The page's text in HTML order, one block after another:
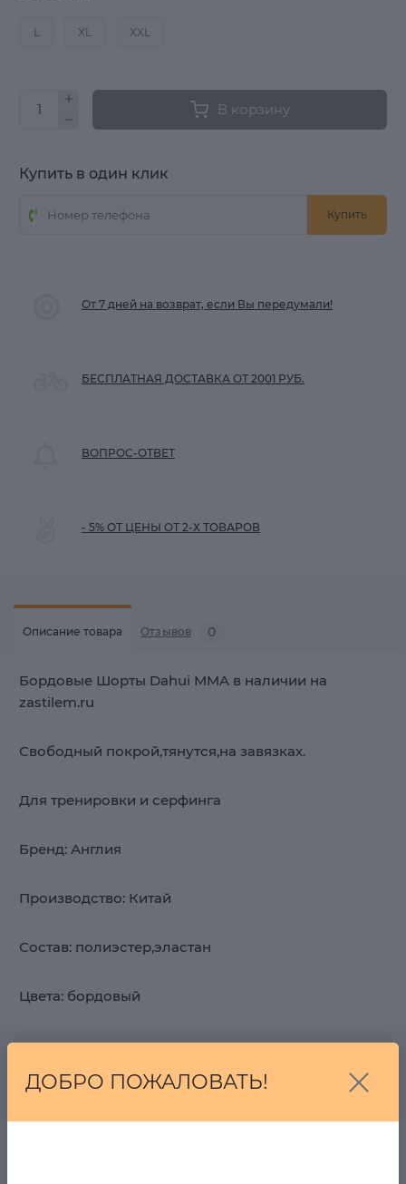
L XL XXL
В корзину
Купить в один клик
Купить
От 7 дней на возврат, если Вы передумали!
БЕСПЛАТНАЯ ДОСТАВКА ОТ 2001 РУБ.
ВОПРОС-ОТВЕТ
- 5% ОТ ЦЕНЫ ОТ 2-Х ТОВАРОВ
Описание товара Отзывов 0
Бордовые Шорты Dahui MMA в наличии на
zastilem.ru
Свободный покрой,тянутся,на завязках.
Для тренировки и серфинга
Бренд: Англия
Производство: Китай
Состав: полиэстер,эластан
Цвета: бордовый
Рекомендуемые товары
ДОБРО ПОЖАЛОВАТЬ!